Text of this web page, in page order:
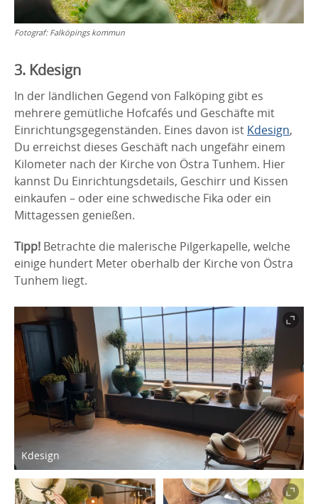
Fotograf: Falköpings kommun
3. Kdesign
In der ländlichen Gegend von Falköping gibt es
mehrere gemütliche Hofcafés und Geschäfte mit
Einrichtungsgegenständen. Eines davon ist Kdesign,
Du erreichst dieses Geschäft nach ungefähr einem
Kilometer nach der Kirche von Östra Tunhem. Hier
kannst Du Einrichtungsdetails, Geschirr und Kissen
einkaufen – oder eine schwedische Fika oder ein
Mittagessen genießen.
Tipp! Betrachte die malerische Pilgerkapelle, welche
einige hundert Meter oberhalb der Kirche von Östra
Tunhem liegt.
Kdesign